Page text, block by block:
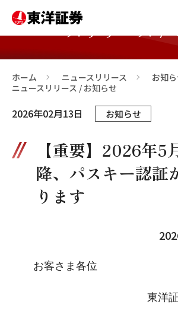
ニュースリリース /
ホーム >
ニュースリリース >
お知
ニュースリリース / お知らせ
2026年02月13日 お知らせ
【重要】2026年5
降、パスキー認証
ります
お客さま各位
東洋